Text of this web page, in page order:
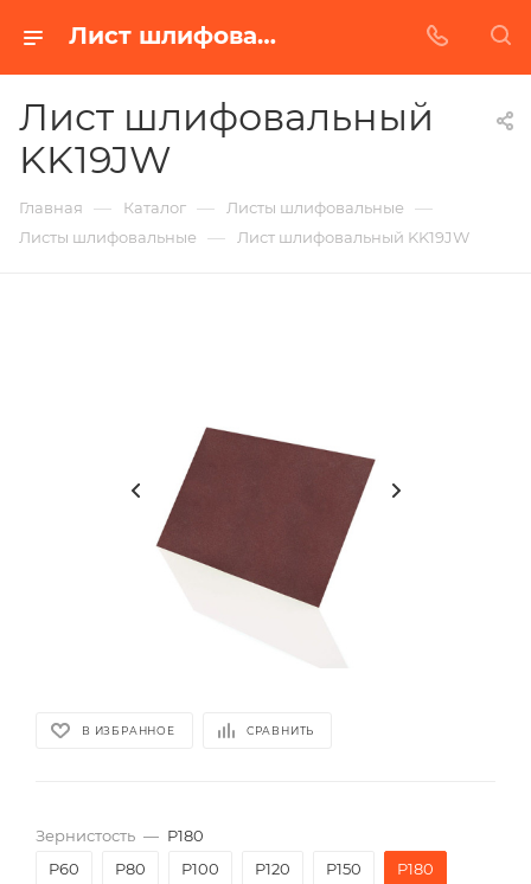
Лист шлифовальный KK19JW в Белгороде | Купить по недорогой цене от Абразивного Завода
Лист шлифовальный
KK19JW
Главная — Каталог — Листы шлифовальные —
Листы шлифовальные — Лист шлифовальный KK19JW
В ИЗБРАННОЕ СРАВНИТЬ
Зернистость — P180
P60
P80 P100 P120 P150 P180